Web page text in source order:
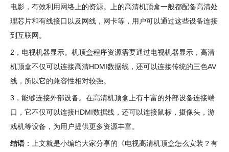
电影，有效利用网络上的资源。上的高清机顶盒一般都配备高清处
理芯片和有线接口以及网线，网卡等，用户可以通过这些设备连接
到互联网。
2，电视机器显示。机顶盒程序资源需要通过电视机器显示，高清
机顶盒不仅可以连接高清HDMI数据线，还可以连接传统的三色AV
线，所以它的兼容性相对较强。
3，能够连接外部设备。在高清机顶盒上有丰富的外部设备连接端
口，它不仅可以连接HDMI数据线，还可以连接鼠标，摄像头，游
戏机等设备，为用户提供更多资源丰富。
结语 ：上文就是小编给大家分享的《电视高清机顶盒怎么安装？有